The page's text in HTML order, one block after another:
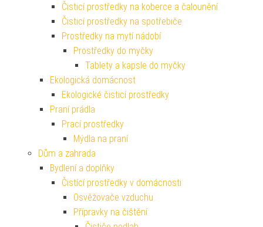
Čisticí prostředky na koberce a čalounění
Čisticí prostředky na spotřebiče
Prostředky na mytí nádobí
Prostředky do myčky
Tablety a kapsle do myčky
Ekologická domácnost
Ekologické čisticí prostředky
Praní prádla
Prací prostředky
Mýdla na praní
Dům a zahrada
Bydlení a doplňky
Čistící prostředky v domácnosti
Osvěžovače vzduchu
Přípravky na čištění